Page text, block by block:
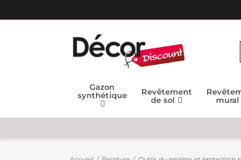
Gazon
synthétique
Revêtement
de sol
mural